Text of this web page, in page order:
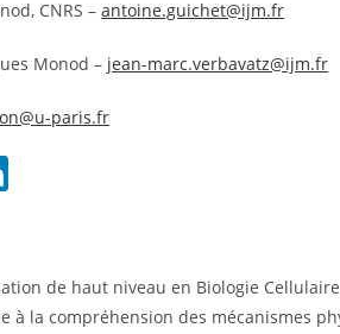
CNRS –antoine.guichet@ijm.fr
Monod – jean-marc.verbavatz@ijm.fr
paris.fr
de haut niveau en Biologie
la compréhension des mécanismes